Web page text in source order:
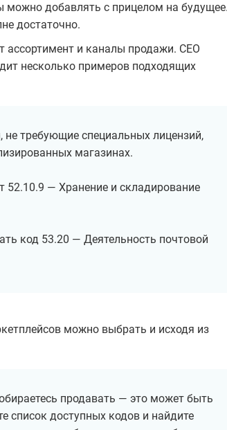
можно добавлять с прицелом на
достаточно.
ассортимент и каналы продажи. CEO
несколько примеров подходящих
требующие специальных лицензий,
магазинах.
52.10.9 — Хранение и складирование
код 53.20 — Деятельность почтовой
можно выбрать и исходя из
продавать — это может быть
список доступных кодов и найдите